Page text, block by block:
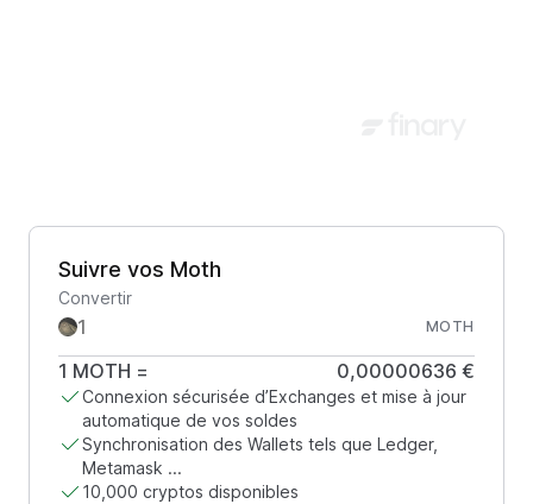
Suivre vos Moth
Convertir
MOTH
1 MOTH = 0,00000636 €
Connexion sécurisée d’Exchanges et mise à jour
automatique de vos soldes
Synchronisation des Wallets tels que Ledger,
Metamask ...
10,000 cryptos disponibles